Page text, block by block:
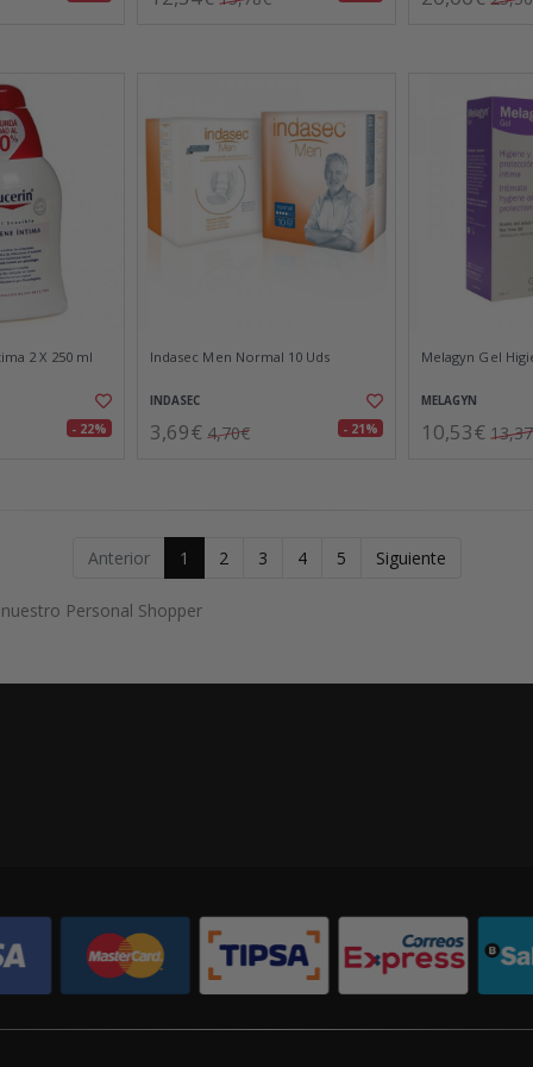
2 X 250 ml
- 22%
Indasec Men Normal 10 Uds
INDASEC
3,69€ 4,70€ - 21%
Melagyn Gel
MELAGYN
10,53€
Anterior 1 2 3 4 5 Siguiente
Personal Shopper